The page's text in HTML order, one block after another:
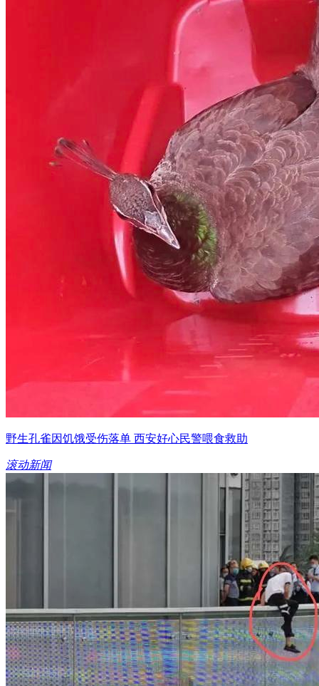
野生孔雀因饥饿受伤落单 西安好心民警喂食救助
滚动新闻